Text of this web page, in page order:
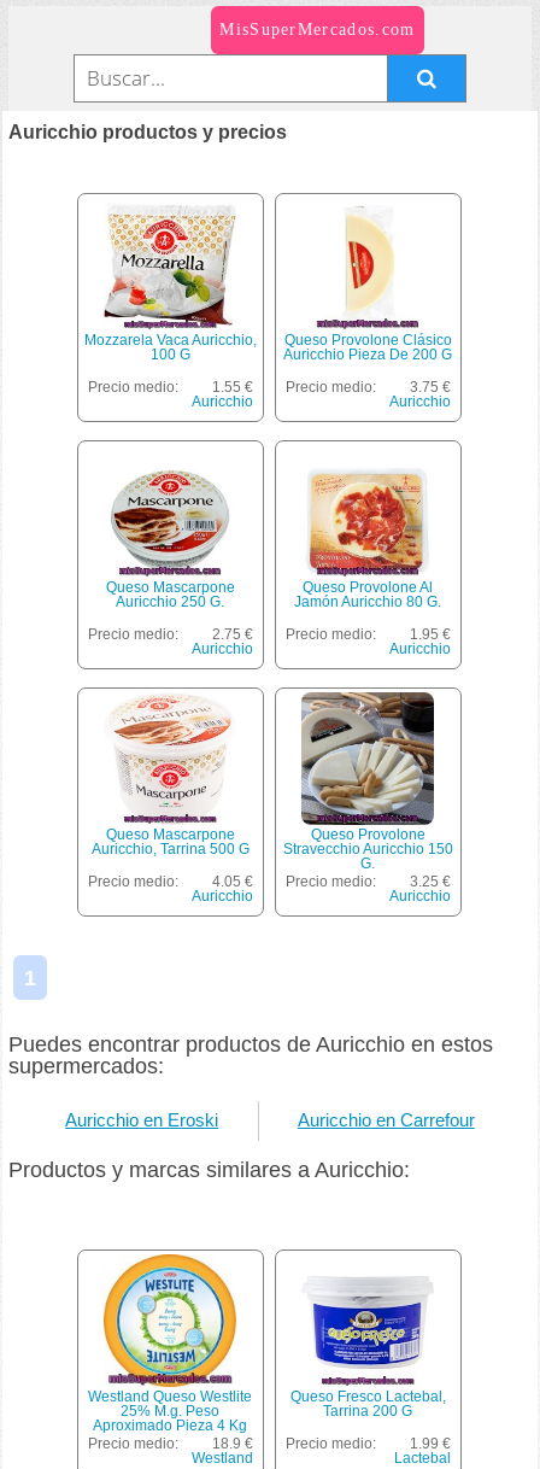
MisSuperMercados.com
Auricchio productos y precios
Mozzarela Vaca Auricchio,
100 G
Precio medio:
1.55 €
Auricchio
Queso Provolone Clásico
Auricchio Pieza De 200 G
Precio medio:
3.75 €
Auricchio
Queso Mascarpone
Auricchio 250 G.
Precio medio:
2.75 €
Auricchio
Queso Provolone Al
Jamón Auricchio 80 G.
Precio medio:
1.95 €
Auricchio
Queso Mascarpone
Auricchio, Tarrina 500 G
Precio medio:
4.05 €
Auricchio
Queso Provolone
Stravecchio Auricchio 150
G.
Precio medio:
3.25 €
Auricchio
1
Puedes encontrar productos de Auricchio en estos
supermercados:
Auricchio en Eroski Auricchio en Carrefour
Productos y marcas similares a Auricchio:
Westland Queso Westlite
25% M.g. Peso
Aproximado Pieza 4 Kg
Precio medio:
18.9 €
Westland
Queso Fresco Lactebal,
Tarrina 200 G
Precio medio:
1.99 €
Lactebal